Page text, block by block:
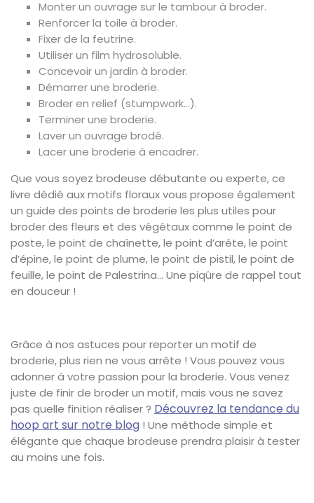
Monter un ouvrage sur le tambour à broder.
Renforcer la toile à broder.
Fixer de la feutrine.
Utiliser un film hydrosoluble.
Concevoir un jardin à broder.
Démarrer une broderie.
Broder en relief (stumpwork…).
Terminer une broderie.
Laver un ouvrage brodé.
Lacer une broderie à encadrer.
Que vous soyez brodeuse débutante ou experte, ce
livre dédié aux motifs floraux vous propose également
un guide des points de broderie les plus utiles pour
broder des fleurs et des végétaux comme le point de
poste, le point de chaînette, le point d’arête, le point
d’épine, le point de plume, le point de pistil, le point de
feuille, le point de Palestrina… Une piqûre de rappel tout
en douceur !
Grâce à nos astuces pour reporter un motif de
broderie, plus rien ne vous arrête ! Vous pouvez vous
adonner à votre passion pour la broderie. Vous venez
juste de finir de broder un motif, mais vous ne savez
pas quelle finition réaliser ? Découvrez la tendance du
hoop art sur notre blog ! Une méthode simple et
élégante que chaque brodeuse prendra plaisir à tester
au moins une fois.